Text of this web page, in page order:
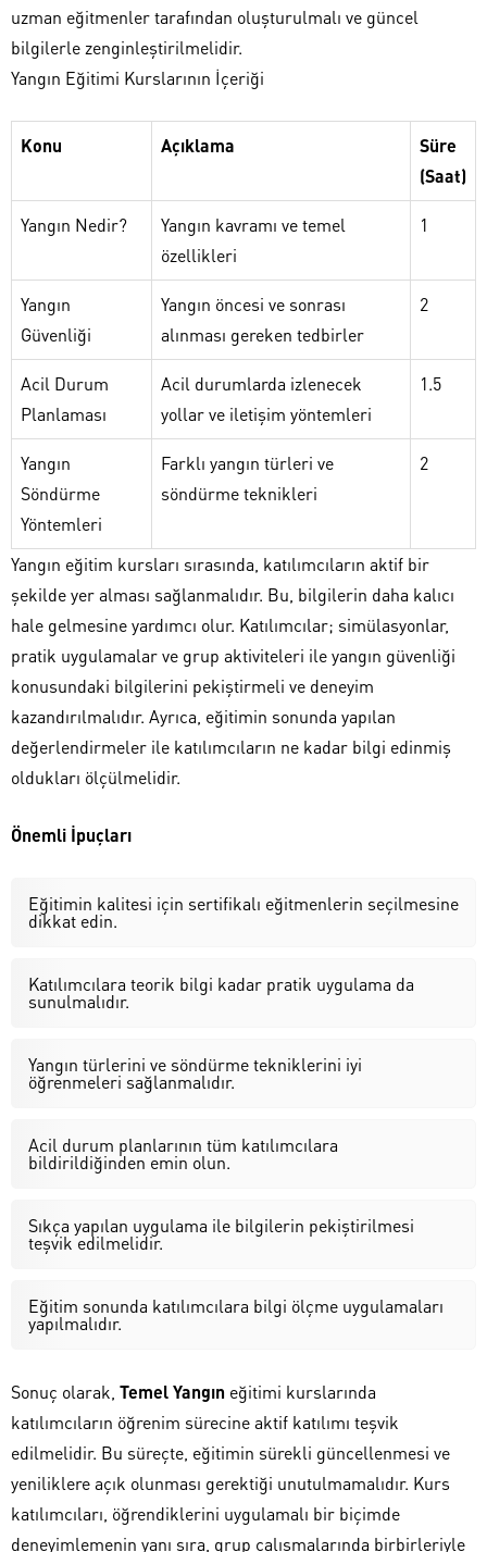
uzman eğitmenler tarafından oluşturulmalı ve güncel
bilgilerle zenginleştirilmelidir.
Yangın Eğitimi Kurslarının İçeriği
Konu Açıklama
Süre
(Saat)
Yangın Nedir?
Yangın kavramı ve temel
özellikleri
1
Yangın
Güvenliği
Yangın öncesi ve sonrası
alınması gereken tedbirler
2
Acil Durum
Planlaması
Acil durumlarda izlenecek
yollar ve iletişim yöntemleri
1.5
Yangın
Söndürme
Yöntemleri
Farklı yangın türleri ve
söndürme teknikleri
2
Yangın eğitim kursları sırasında, katılımcıların aktif bir
şekilde yer alması sağlanmalıdır. Bu, bilgilerin daha kalıcı
hale gelmesine yardımcı olur. Katılımcılar; simülasyonlar,
pratik uygulamalar ve grup aktiviteleri ile yangın güvenliği
konusundaki bilgilerini pekiştirmeli ve deneyim
kazandırılmalıdır. Ayrıca, eğitimin sonunda yapılan
değerlendirmeler ile katılımcıların ne kadar bilgi edinmiş
oldukları ölçülmelidir.
Önemli İpuçları
Eğitimin kalitesi için sertifikalı eğitmenlerin seçilmesine
dikkat edin.
Katılımcılara teorik bilgi kadar pratik uygulama da
sunulmalıdır.
Yangın türlerini ve söndürme tekniklerini iyi
öğrenmeleri sağlanmalıdır.
Acil durum planlarının tüm katılımcılara
bildirildiğinden emin olun.
Sıkça yapılan uygulama ile bilgilerin pekiştirilmesi
teşvik edilmelidir.
Eğitim sonunda katılımcılara bilgi ölçme uygulamaları
yapılmalıdır.
Sonuç olarak, Temel Yangın eğitimi kurslarında
katılımcıların öğrenim sürecine aktif katılımı teşvik
edilmelidir. Bu süreçte, eğitimin sürekli güncellenmesi ve
yeniliklere açık olunması gerektiği unutulmamalıdır. Kurs
katılımcıları, öğrendiklerini uygulamalı bir biçimde
deneyimlemenin yanı sıra, grup çalışmalarında birbirleriyle